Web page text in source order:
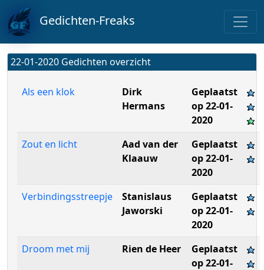
Gedichten-Freaks
22-01-2020 Gedichten overzicht
Als een klok
Dirk
Hermans
Geplaatst
op 22-01-
2020
Zout en licht
Aad van der
Klaauw
Geplaatst
op 22-01-
2020
Verbindingsstreepje
Stanislaus
Jaworski
Geplaatst
op 22-01-
2020
Droom met mij
Rien de Heer
Geplaatst
op 22-01-